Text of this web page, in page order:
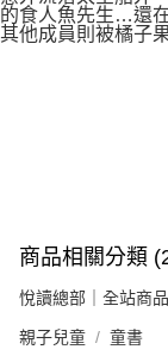
的食人魚先生…還
其他成員則被橘子
商品相關分類
悅讀總部｜全站商品
親子兒童 童書